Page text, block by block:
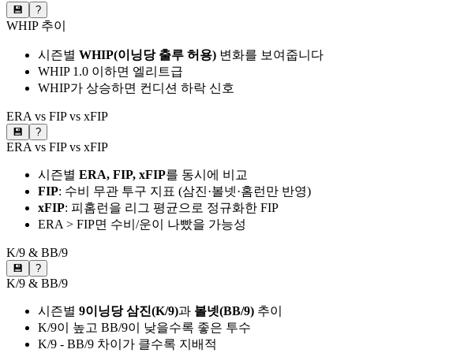
💾 ?
WHIP 추이
시즌별 WHIP(이닝당 출루 허용) 변화를 보여줍니다
WHIP 1.0 이하면 엘리트급
WHIP가 상승하면 컨디션 하락 신호
ERA vs FIP vs xFIP
💾 ?
ERA vs FIP vs xFIP
시즌별 ERA, FIP, xFIP를 동시에 비교
FIP: 수비 무관 투구 지표 (삼진·볼넷·홈런만 반영)
xFIP: 피홈런을 리그 평균으로 정규화한 FIP
ERA > FIP면 수비/운이 나빴을 가능성
K/9 & BB/9
💾 ?
K/9 & BB/9
시즌별 9이닝당 삼진(K/9)과 볼넷(BB/9) 추이
K/9이 높고 BB/9이 낮을수록 좋은 투수
K/9 - BB/9 차이가 클수록 지배적